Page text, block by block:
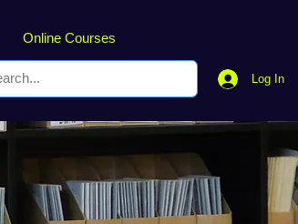
Online Courses
Log In